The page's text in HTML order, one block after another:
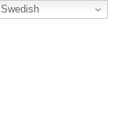
Swedish